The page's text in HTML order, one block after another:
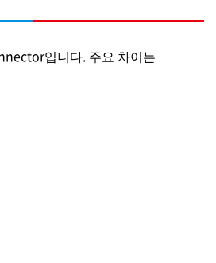
입니다. 주요 차이는